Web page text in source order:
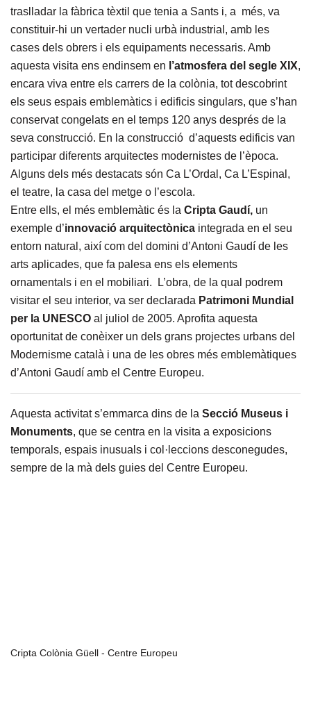
traslladar la fàbrica tèxtil que tenia a Sants i, a més, va
constituir-hi un vertader nucli urbà industrial, amb les
cases dels obrers i els equipaments necessaris. Amb
aquesta visita ens endinsem en l’atmosfera del segle XIX,
encara viva entre els carrers de la colònia, tot descobrint
els seus espais emblemàtics i edificis singulars, que s’han
conservat congelats en el temps 120 anys després de la
seva construcció. En la construcció d’aquests edificis van
participar diferents arquitectes modernistes de l’època.
Alguns dels més destacats són Ca L’Ordal, Ca L’Espinal,
el teatre, la casa del metge o l’escola.
Entre ells, el més emblemàtic és la Cripta Gaudí, un
exemple d’innovació arquitectònica integrada en el seu
entorn natural, així com del domini d’Antoni Gaudí de les
arts aplicades, que fa palesa ens els elements
ornamentals i en el mobiliari. L’obra, de la qual podrem
visitar el seu interior, va ser declarada Patrimoni Mundial
per la UNESCO al juliol de 2005. Aprofita aquesta
oportunitat de conèixer un dels grans projectes urbans del
Modernisme català i una de les obres més emblemàtiques
d’Antoni Gaudí amb el Centre Europeu.
Aquesta activitat s’emmarca dins de la Secció Museus i
Monuments, que se centra en la visita a exposicions
temporals, espais inusuals i col·leccions desconegudes,
sempre de la mà dels guies del Centre Europeu.
Cripta Colònia Güell - Centre Europeu